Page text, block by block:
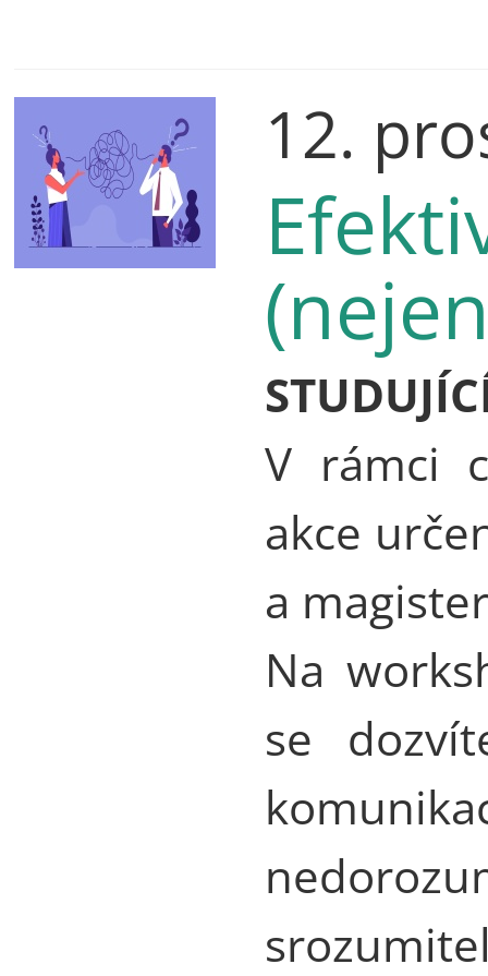
12.
V rámci
akce
a
Na
se